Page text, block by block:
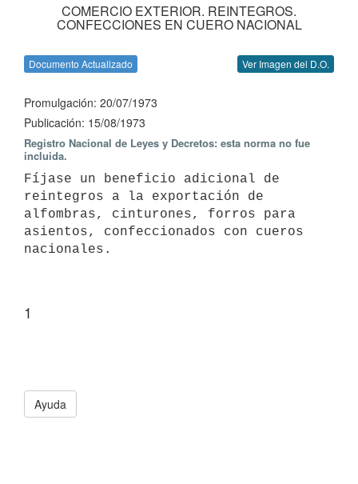
COMERCIO EXTERIOR. REINTEGROS.
CONFECCIONES EN CUERO NACIONAL
Documento Actualizado Ver Imagen del D.O.
Promulgación: 20/07/1973
Publicación: 15/08/1973
Registro Nacional de Leyes y Decretos: esta norma no fue
incluida.
Fíjase un beneficio adicional de
reintegros a la exportación de
alfombras, cinturones, forros para
asientos, confeccionados con cueros
nacionales.
1
Ayuda